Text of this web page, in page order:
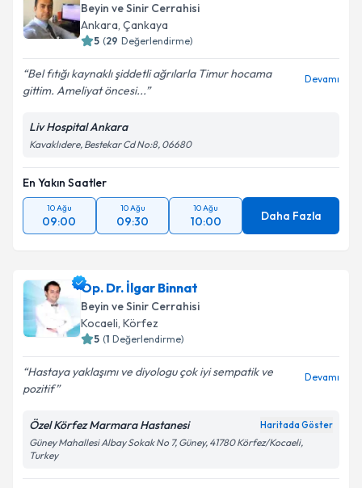
Beyin ve Sinir Cerrahisi
Ankara, Çankaya
5 (29 Değerlendirme)
Bel fıtığı kaynaklı şiddetli ağrılarla Timur hocama
gittim. Ameliyat öncesi...
Devamı
Liv Hospital Ankara
Kavaklıdere, Bestekar Cd No:8, 06680
En Yakın Saatler
10 Ağu
09:00
10 Ağu
09:30
10 Ağu
10:00 Daha Fazla
Op. Dr. İlgar Binnat
Beyin ve Sinir Cerrahisi
Kocaeli, Körfez
5 (1 Değerlendirme)
Hastaya yaklaşımı ve diyologu çok iyi sempatik ve
pozitif
Devamı
Özel Körfez Marmara Hastanesi Haritada Göster
Güney Mahallesi Albay Sokak No 7, Güney, 41780 Körfez/Kocaeli,
Turkey